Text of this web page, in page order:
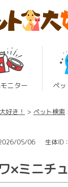
ニター ペ
好き！ ペット検索
05/06 生体ID
×ミニチ